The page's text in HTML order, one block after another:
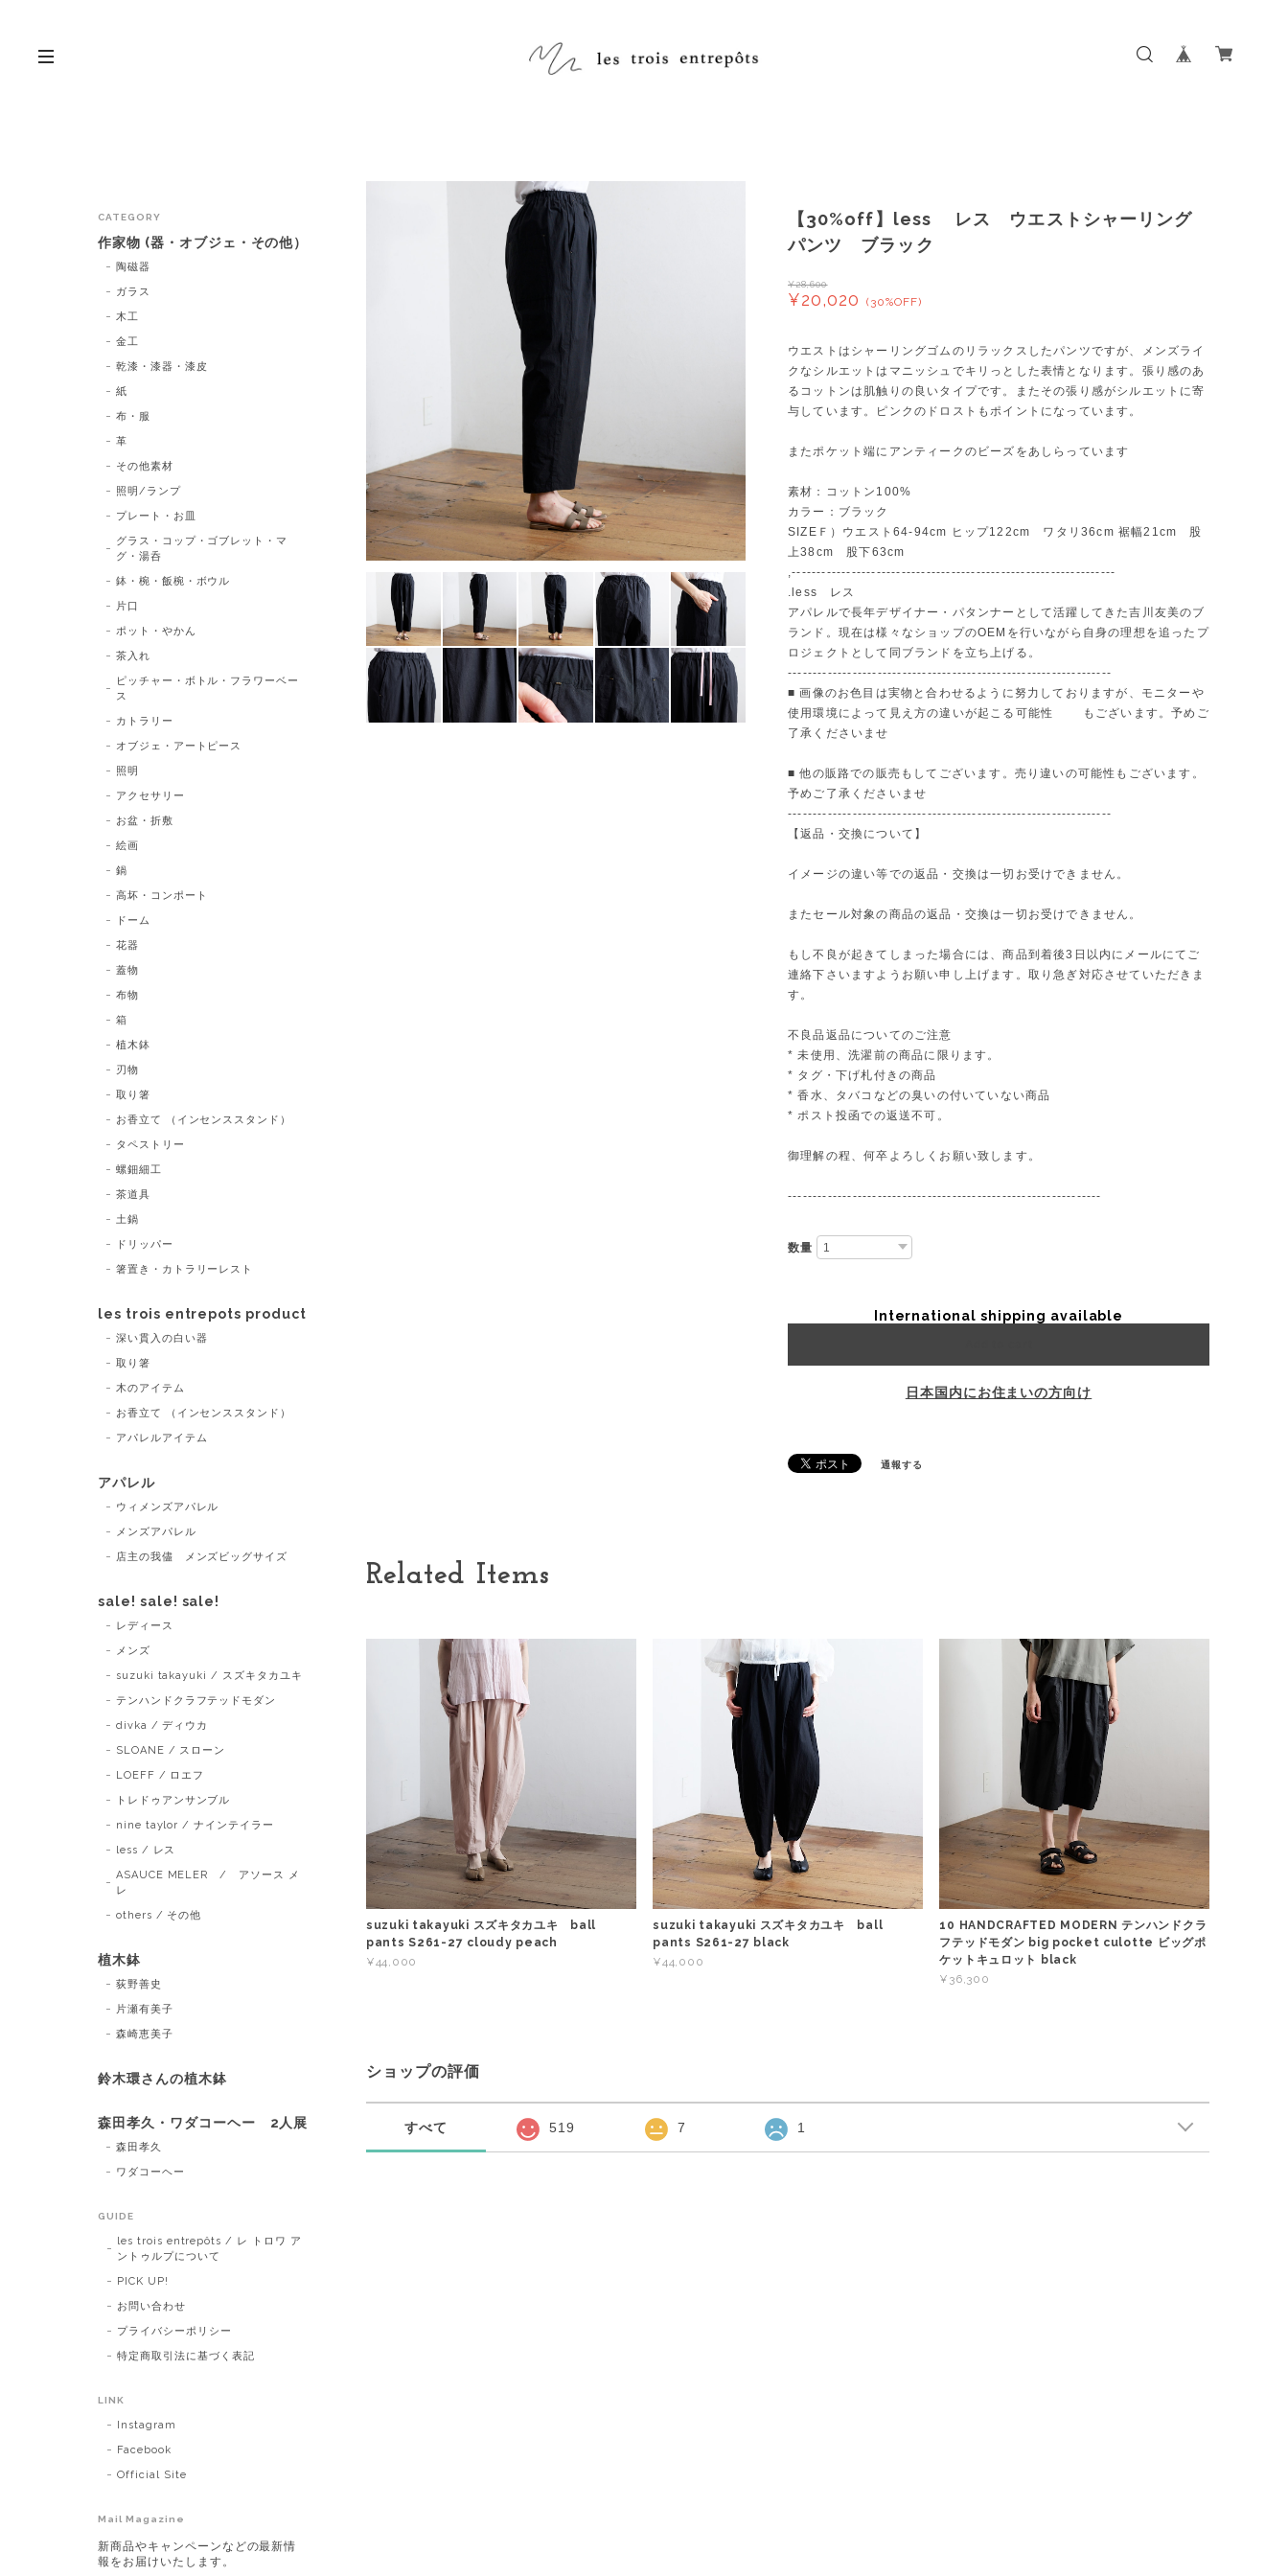
【30%off】less レス ウエストシャーリング
パンツ ブラック
¥28,600
¥20,020 (30%OFF)
ウエストはシャーリングゴムのリラックスしたパンツですが、メンズライ
クなシルエットはマニッシュでキリっとした表情となります。張り感のあ
るコットンは肌触りの良いタイプです。またその張り感がシルエットに寄
与しています。ピンクのドロストもポイントになっています。
またポケット端にアンティークのビーズをあしらっています
素材：コットン100%
カラー：ブラック
SIZEＦ）ウエスト64-94cm ヒップ122cm ワタリ36cm 裾幅21cm 股
上38cm 股下63cm
,-----------------------------------------------------------------
.less レス
アパレルで長年デザイナー・パタンナーとして活躍してきた吉川友美のブ
ランド。現在は様々なショップのOEMを行いながら自身の理想を追ったプ
ロジェクトとして同ブランドを立ち上げる。
-----------------------------------------------------------------
■ 画像のお色目は実物と合わせるように努力しておりますが、モニターや
使用環境によって見え方の違いが起こる可能性 もございます。予めご
了承くださいませ
■ 他の販路での販売もしてございます。売り違いの可能性もございます。
予めご了承くださいませ
-----------------------------------------------------------------
【返品・交換について】
イメージの違い等での返品・交換は一切お受けできません。
またセール対象の商品の返品・交換は一切お受けできません。
もし不良が起きてしまった場合には、商品到着後3日以内にメールにてご
連絡下さいますようお願い申し上げます。取り急ぎ対応させていただきま
す。
不良品返品についてのご注意
* 未使用、洗濯前の商品に限ります。
* タグ・下げ札付きの商品
* 香水、タバコなどの臭いの付いていない商品
* ポスト投函での返送不可。
御理解の程、何卒よろしくお願い致します。
---------------------------------------------------------------
数量
International shipping available
日本国内にお住まいの方向け
通報する
Related Items
suzuki takayuki スズキタカユキ ball
pants S261-27 cloudy peach
¥44,000
suzuki takayuki スズキタカユキ ball
pants S261-27 black
¥44,000
10 HANDCRAFTED MODERN テンハンドクラ
フテッドモダン big pocket culotte ビッグポ
ケットキュロット black
¥36,300
ショップの評価
すべて 519 7 1
CATEGORY
作家物 (器・オブジェ・その他）
陶磁器
ガラス
木工
金工
乾漆・漆器・漆皮
紙
布・服
革
その他素材
照明/ランプ
プレート・お皿
グラス・コップ・ゴブレット・マ
グ・湯呑
鉢・椀・飯椀・ボウル
片口
ポット・やかん
茶入れ
ピッチャー・ボトル・フラワーベー
ス
カトラリー
オブジェ・アートピース
照明
アクセサリー
お盆・折敷
絵画
鍋
高坏・コンポート
ドーム
花器
蓋物
布物
箱
植木鉢
刃物
取り箸
お香立て （インセンススタンド）
タペストリー
螺鈿細工
茶道具
土鍋
ドリッパー
箸置き・カトラリーレスト
les trois entrepots product
深い貫入の白い器
取り箸
木のアイテム
お香立て （インセンススタンド）
アパレルアイテム
アパレル
ウィメンズアパレル
メンズアパレル
店主の我儘 メンズビッグサイズ
sale! sale! sale!
レディース
メンズ
suzuki takayuki / スズキタカユキ
テンハンドクラフテッドモダン
divka / ディウカ
SLOANE / スローン
LOEFF / ロエフ
トレドゥアンサンブル
nine taylor / ナインテイラー
less / レス
ASAUCE MELER / アソース メ
レ
others / その他
植木鉢
荻野善史
片瀬有美子
森崎恵美子
鈴木環さんの植木鉢
森田孝久・ワダコーヘー 2人展
森田孝久
ワダコーヘー
GUIDE
les trois entrepôts / レ トロワ ア
ントゥルプについて
PICK UP!
お問い合わせ
プライバシーポリシー
特定商取引法に基づく表記
LINK
Instagram
Facebook
Official Site
Mail Magazine
新商品やキャンペーンなどの最新情
報をお届けいたします。